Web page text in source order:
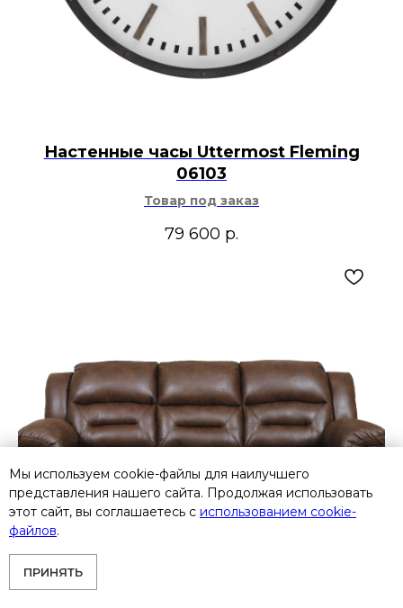
Настенные часы Uttermost Fleming
06103
Товар под заказ
79 600 р.
Мы используем cookie-файлы для наилучшего
представления нашего сайта. Продолжая использовать
этот сайт, вы соглашаетесь с использованием cookie-
файлов.
ПРИНЯТЬ